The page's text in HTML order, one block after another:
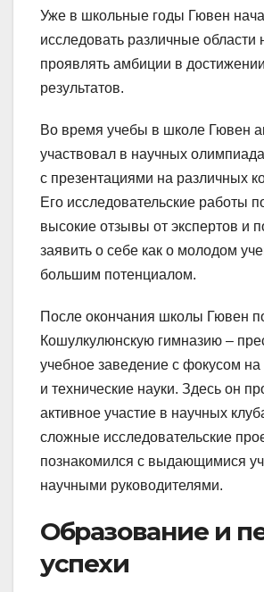
Уже в школьные годы Гювен
исследовать различные области
проявлять амбиции в
результатов.
Во время учебы в школе Гювен
участвовал в научных
с презентациями на различных
Его исследовательские работы
высокие отзывы от экспертов и
заявить о себе как о молодом
большим потенциалом.
После окончания школы Гювен
Кошулкулюнскую гимназию –
учебное заведение с фокусом
и технические науки. Здесь он
активное участие в научных
сложные исследовательские
познакомился с выдающимися
научными руководителями.
Образование и
успехи